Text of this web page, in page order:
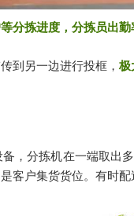
分拣进度，分拣员出
到另一边进行投框， 极
，分拣机在一端取出
客户集货货位。有时